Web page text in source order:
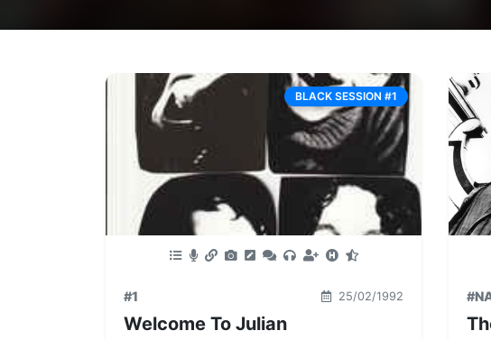
BLACK SESSION #1
#1 25/02/1992
Welcome To Julian